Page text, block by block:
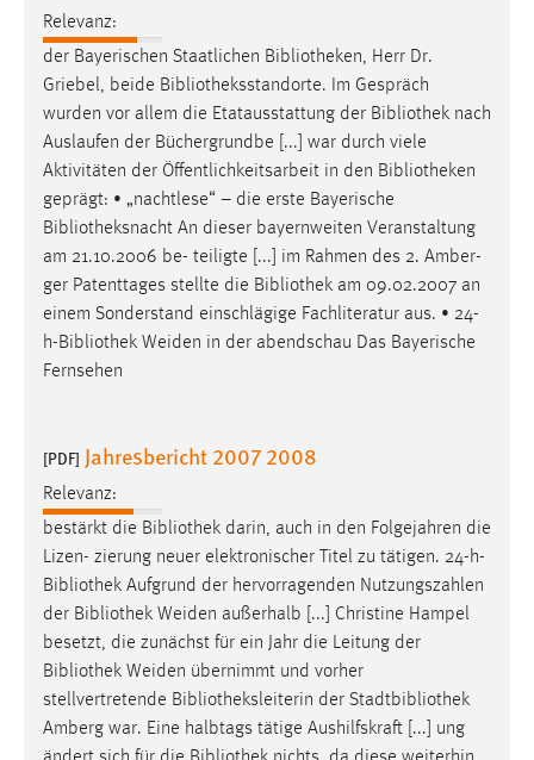
Relevanz:
der Bayerischen Staatlichen Bibliotheken, Herr Dr.
Griebel, beide Bibliotheksstandorte. Im Gespräch
wurden vor allem die Etatausstattung der Bibliothek nach
Auslaufen der Büchergrundbe [...] war durch viele
Aktivitäten der Öffentlichkeitsarbeit in den Bibliotheken
geprägt: • „nachtlese“ – die erste Bayerische
Bibliotheksnacht An dieser bayernweiten Veranstaltung
am 21.10.2006 be- teiligte [...] im Rahmen des 2. Amber-
ger Patenttages stellte die Bibliothek am 09.02.2007 an
einem Sonderstand einschlägige Fachliteratur aus. • 24-
h-Bibliothek Weiden in der abendschau Das Bayerische
Fernsehen
[PDF] Jahresbericht 2007 2008
Relevanz:
bestärkt die Bibliothek darin, auch in den Folgejahren die
Lizen- zierung neuer elektronischer Titel zu tätigen. 24-h-
Bibliothek Aufgrund der hervorragenden Nutzungszahlen
der Bibliothek Weiden außerhalb [...] Christine Hampel
besetzt, die zunächst für ein Jahr die Leitung der
Bibliothek Weiden übernimmt und vorher
stellvertretende Bibliotheksleiterin der Stadtbibliothek
Amberg war. Eine halbtags tätige Aushilfskraft [...] ung